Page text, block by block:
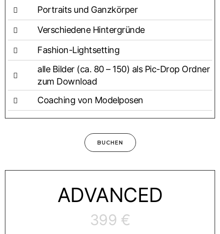
Por­traits und Ganzkörper
Ver­schie­de­ne Hintergründe
Fashion-Light­set­ting
alle Bil­der (ca. 80 – 150) als Pic-Drop Ord­ner
zum Download
Coa­ching von Modelposen
BUCHEN
ADVAN­CED
399 €